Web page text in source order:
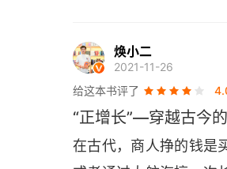
的理论了。其实，它也
本质原因在于，作为 “
解的人，你会拥有全
史的角度。这本书丰富
了解，也触动了我的一
就来胡乱地说一说吧
斯，阿尔萨斯在历史上
焕小二
2021-11-26
给这本书评了
“正增长”—穿越古今
在古代，商人挣的钱是